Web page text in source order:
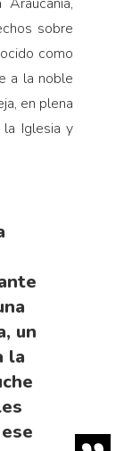
sobre
como
a la noble
en plena
la Iglesia y
un
la